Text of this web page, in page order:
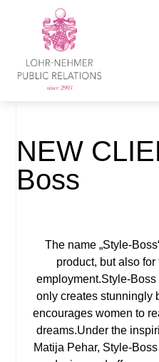
NEW
Boss
The name „Style-
product, but also
employment.Style-
only creates stunningly
encourages women to
dreams.Under the
Matija Pehar, Style-